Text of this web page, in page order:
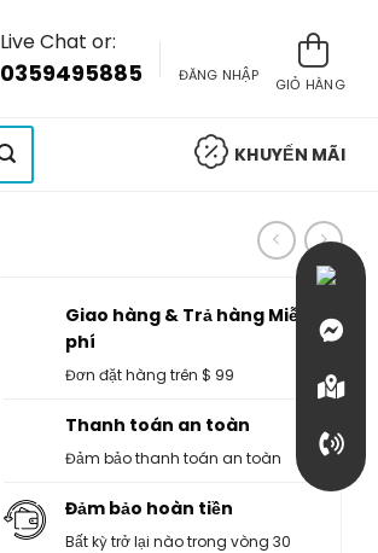
Live Chat or:
0359495885 ĐĂNG NHẬP
GIỎ HÀNG
KHUYẾN MÃI
Giao hàng & Trả hàng Miễn
phí
Đơn đặt hàng trên $ 99
Thanh toán an toàn
Đảm bảo thanh toán an toàn
Đảm bảo hoàn tiền
Bất kỳ trở lại nào trong vòng 30